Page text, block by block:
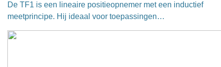
De TF1 is een lineaire positieopnemer met een inductief
meetprincipe. Hij ideaal voor toepassingen…